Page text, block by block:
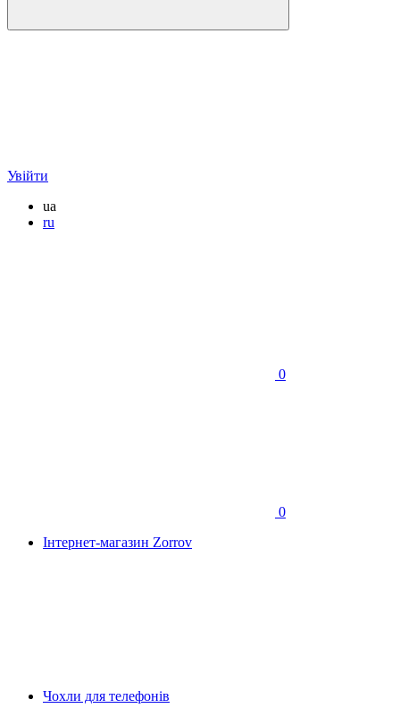
Увійти
ua
ru
0
0
Інтернет-магазин Zorrov
Чохли для телефонів